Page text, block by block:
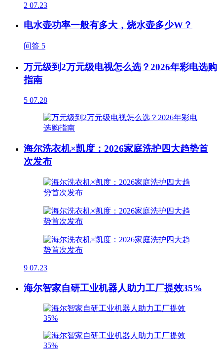
2 07.23
电水壶功率一般有多大，烧水壶多少W？
问答 5
万元级到2万元级电视怎么选？2026年彩电选购
指南
5 07.28
海尔洗衣机×凯度：2026家庭洗护四大趋势首
次发布
9 07.23
海尔智家自研工业机器人助力工厂提效35%